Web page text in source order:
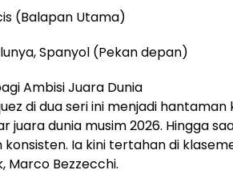
(Balapan Utama)
Spanyol (Pekan depan)
Ambisi Juara Dunia
di dua seri ini menjadi
juara dunia musim 2026. Hingga
Ia kini tertahan di
Marco Bezzecchi.